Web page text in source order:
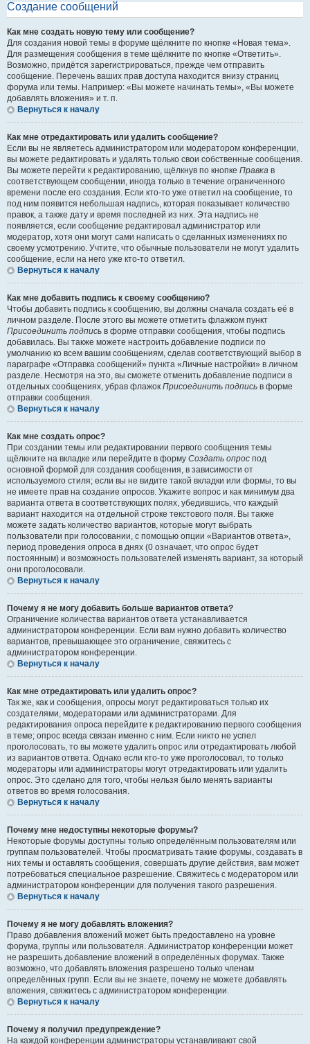
Создание сообщений
Как мне создать новую тему или сообщение?
Для создания новой темы в форуме щёлкните по кнопке «Новая тема».
Для размещения сообщения в теме щёлкните по кнопке «Ответить».
Возможно, придётся зарегистрироваться, прежде чем отправить
сообщение. Перечень ваших прав доступа находится внизу страниц
форума или темы. Например: «Вы можете начинать темы», «Вы можете
добавлять вложения» и т. п.
Вернуться к началу
Как мне отредактировать или удалить сообщение?
Если вы не являетесь администратором или модератором конференции,
вы можете редактировать и удалять только свои собственные сообщения.
Вы можете перейти к редактированию, щёлкнув по кнопке Правка в
соответствующем сообщении, иногда только в течение ограниченного
времени после его создания. Если кто-то уже ответил на сообщение, то
под ним появится небольшая надпись, которая показывает количество
правок, а также дату и время последней из них. Эта надпись не
появляется, если сообщение редактировал администратор или
модератор, хотя они могут сами написать о сделанных изменениях по
своему усмотрению. Учтите, что обычные пользователи не могут удалить
сообщение, если на него уже кто-то ответил.
Вернуться к началу
Как мне добавить подпись к своему сообщению?
Чтобы добавить подпись к сообщению, вы должны сначала создать её в
личном разделе. После этого вы можете отметить флажком пункт
Присоединить подпись в форме отправки сообщения, чтобы подпись
добавилась. Вы также можете настроить добавление подписи по
умолчанию ко всем вашим сообщениям, сделав соответствующий выбор в
параграфе «Отправка сообщений» пункта «Личные настройки» в личном
разделе. Несмотря на это, вы сможете отменить добавление подписи в
отдельных сообщениях, убрав флажок Присоединить подпись в форме
отправки сообщения.
Вернуться к началу
Как мне создать опрос?
При создании темы или редактировании первого сообщения темы
щёлкните на вкладке или перейдите в форму Создать опрос под
основной формой для создания сообщения, в зависимости от
используемого стиля; если вы не видите такой вкладки или формы, то вы
не имеете прав на создание опросов. Укажите вопрос и как минимум два
варианта ответа в соответствующих полях, убедившись, что каждый
вариант находится на отдельной строке текстового поля. Вы также
можете задать количество вариантов, которые могут выбрать
пользователи при голосовании, с помощью опции «Вариантов ответа»,
период проведения опроса в днях (0 означает, что опрос будет
постоянным) и возможность пользователей изменять вариант, за который
они проголосовали.
Вернуться к началу
Почему я не могу добавить больше вариантов ответа?
Ограничение количества вариантов ответа устанавливается
администратором конференции. Если вам нужно добавить количество
вариантов, превышающее это ограничение, свяжитесь с
администратором конференции.
Вернуться к началу
Как мне отредактировать или удалить опрос?
Так же, как и сообщения, опросы могут редактироваться только их
создателями, модераторами или администраторами. Для
редактирования опроса перейдите к редактированию первого сообщения
в теме; опрос всегда связан именно с ним. Если никто не успел
проголосовать, то вы можете удалить опрос или отредактировать любой
из вариантов ответа. Однако если кто-то уже проголосовал, то только
модераторы или администраторы могут отредактировать или удалить
опрос. Это сделано для того, чтобы нельзя было менять варианты
ответов во время голосования.
Вернуться к началу
Почему мне недоступны некоторые форумы?
Некоторые форумы доступны только определённым пользователям или
группам пользователей. Чтобы просматривать такие форумы, создавать в
них темы и оставлять сообщения, совершать другие действия, вам может
потребоваться специальное разрешение. Свяжитесь с модератором или
администратором конференции для получения такого разрешения.
Вернуться к началу
Почему я не могу добавлять вложения?
Право добавления вложений может быть предоставлено на уровне
форума, группы или пользователя. Администратор конференции может
не разрешить добавление вложений в определённых форумах. Также
возможно, что добавлять вложения разрешено только членам
определённых групп. Если вы не знаете, почему не можете добавлять
вложения, свяжитесь с администратором конференции.
Вернуться к началу
Почему я получил предупреждение?
На каждой конференции администраторы устанавливают свой